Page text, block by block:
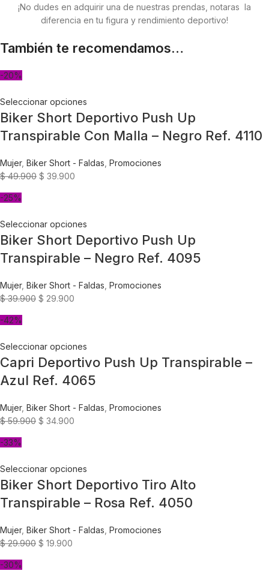
¡No dudes en adquirir una de nuestras prendas, notaras la
diferencia en tu figura y rendimiento deportivo!
También te recomendamos…
-20%
Seleccionar opciones
Biker Short Deportivo Push Up
Transpirable Con Malla – Negro Ref. 4110
Mujer, Biker Short - Faldas Promociones
$49.900 $ 39.900
-25%
Seleccionar opciones
Biker Short Deportivo Push Up
Transpirable – Negro Ref. 4095
Mujer, Biker Short - Faldas Promociones
$39.900 $ 29.900
-42%
Seleccionar opciones
Capri Deportivo Push Up Transpirable –
Azul Ref. 4065
Mujer, Biker Short - Faldas Promociones
$59.900 $ 34.900
-33%
Seleccionar opciones
Biker Short Deportivo Tiro Alto
Transpirable – Rosa Ref. 4050
Mujer, Biker Short - Faldas Promociones
$29.900 $ 19.900
-30%